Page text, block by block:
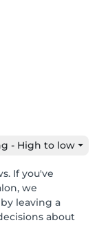
- High to low
If you've
we
leaving a
about